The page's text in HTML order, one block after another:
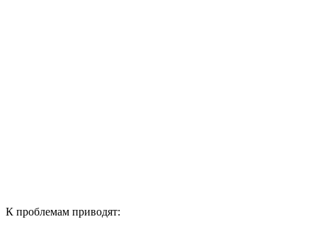
К проблемам приводят: